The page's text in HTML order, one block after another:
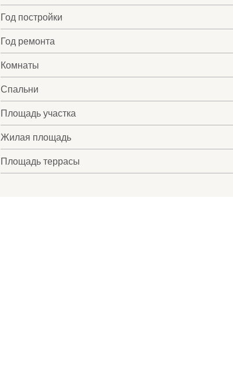
Год постройки
Год ремонта
Комнаты
Спальни
Площадь участка
Жилая площадь
Площадь террасы